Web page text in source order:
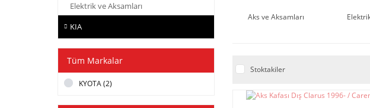
Elektrik ve Aksamları
KIA
Tüm Markalar
KYOTA (2)
Aks ve Aksamları
Stoktakiler